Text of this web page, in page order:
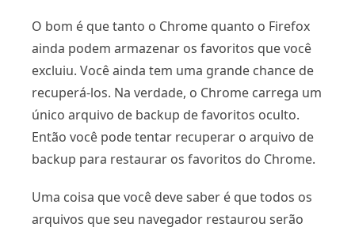
O bom é que tanto o Chrome quanto o Firefox
ainda podem armazenar os favoritos que você
excluiu. Você ainda tem uma grande chance de
recuperá-los. Na verdade, o Chrome carrega um
único arquivo de backup de favoritos oculto.
Então você pode tentar recuperar o arquivo de
backup para restaurar os favoritos do Chrome.
Uma coisa que você deve saber é que todos os
arquivos que seu navegador restaurou serão